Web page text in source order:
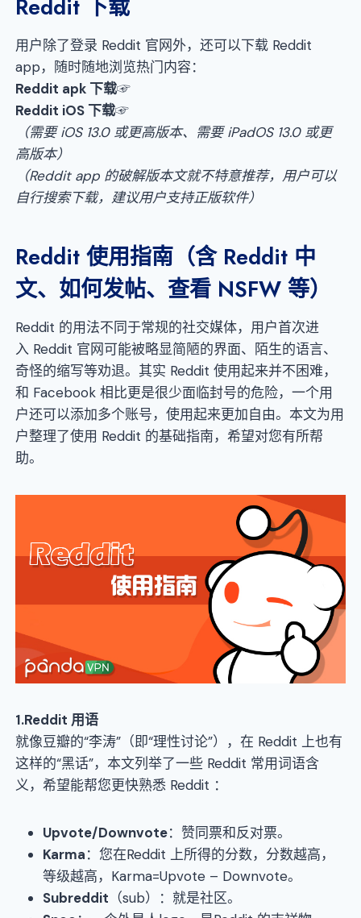
Reddit 下载
用户除了登录 Reddit 官网外，还可以下载 Reddit
app，随时随地浏览热门内容：
Reddit apk 下载☞
Reddit iOS 下载☞
（需要 iOS 13.0 或更高版本、需要 iPadOS 13.0 或更
高版本）
（Reddit app 的破解版本文就不特意推荐， 用户可以
自行搜索下载， 建议用户支持正版软件）
Reddit 使用指南（含 Reddit 中
文、如何发帖、查看 NSFW 等）
Reddit 的用法不同于常规的社交媒体，用户首次进
入 Reddit 官网可能被略显简陋的界面、陌生的语言、
奇怪的缩写等劝退。其实 Reddit 使用起来并不困难，
和 Facebook 相比更是很少面临封号的危险，一个用
户还可以添加多个账号，使用起来更加自由。本文为用
户整理了使用 Reddit 的基础指南，希望对您有所帮
助。
1.Reddit 用语
就像豆瓣的“李涛”（即“理性讨论”），在 Reddit 上也有
这样的“黑话”，本文列举了一些 Reddit 常用词语含
义，希望能帮您更快熟悉 Reddit ：
Upvote/Downvote：赞同票和反对票。
Karma：您在Reddit 上所得的分数，分数越高，
等级越高，Karma=Upvote – Downvote。
Subreddit （sub）：就是社区。